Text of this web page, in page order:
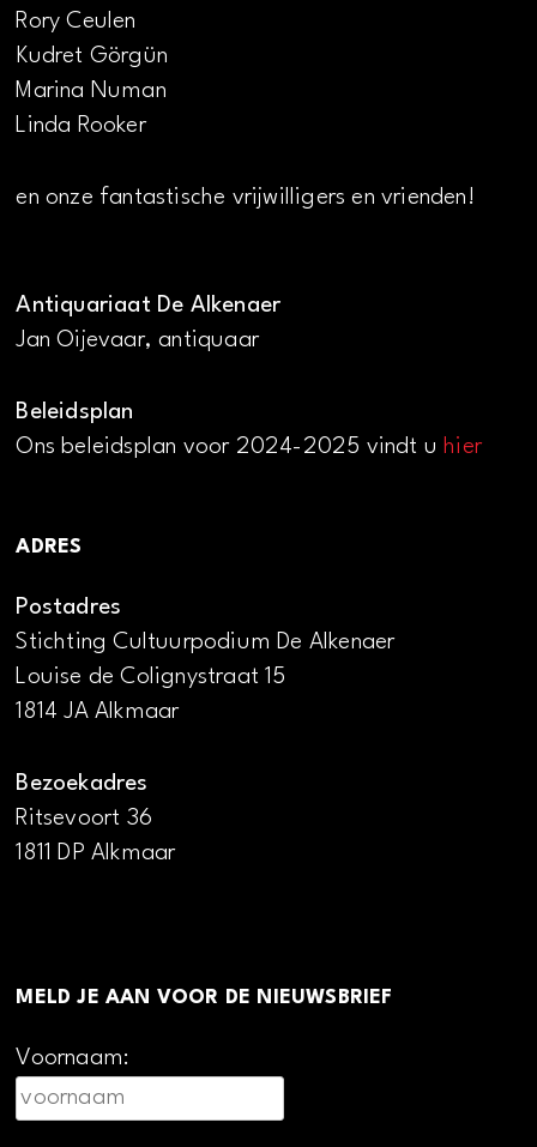
Rory Ceulen
Kudret Görgün
Marina Numan
Linda Rooker
en onze fantastische vrijwilligers en vrienden!
Antiquariaat De Alkenaer
Jan Oijevaar, antiquaar
Beleidsplan
Ons beleidsplan voor 2024-2025 vindt uhier
ADRES
Postadres
Stichting Cultuurpodium De Alkenaer
Louise de Colignystraat 15
1814 JA Alkmaar
Bezoekadres
Ritsevoort 36
1811 DP Alkmaar
MELD JE AAN VOOR DE NIEUWSBRIEF
Voornaam: